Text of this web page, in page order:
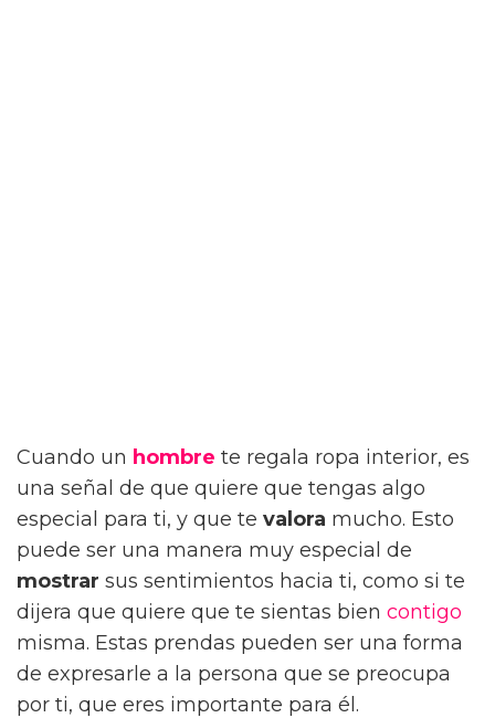
Cuando un hombre te regala ropa interior, es
una señal de que quiere que tengas algo
especial para ti, y que te valora mucho. Esto
puede ser una manera muy especial de
mostrar sus sentimientos hacia ti, como si te
dijera que quiere que te sientas bien contigo
misma. Estas prendas pueden ser una forma
de expresarle a la persona que se preocupa
por ti, que eres importante para él.